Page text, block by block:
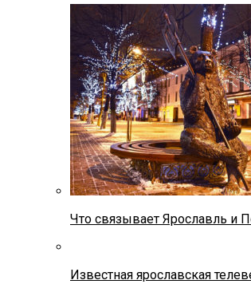
Что связывает Ярославль и
Известная ярославская